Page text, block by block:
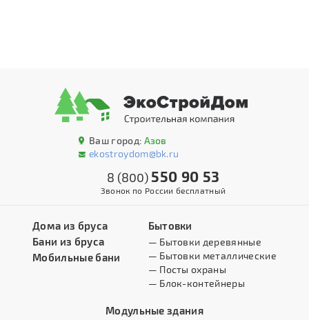
Ваш город: Азов
ekostroydom@bk.ru
8 (800) 550 90 53
Звонок по России бесплатный
Дома из бруса
Бани из бруса
Мобильные бани
Бытовки
— Бытовки деревянные
— Бытовки металлические
— Посты охраны
— Блок-контейнеры
Модульные здания